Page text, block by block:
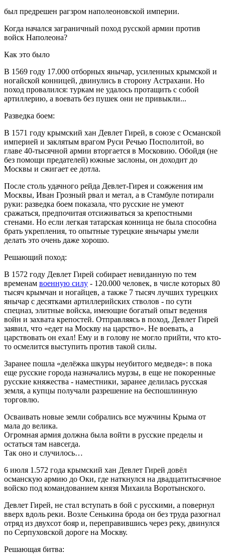
был предрешен рагзром наполеоновской империи.
Когда начался заграничный поход русской армии против
войск Наполеона?
Как это было
В 1569 году 17.000 отборных янычар, усиленных крымской и
ногайской конницей, двинулись в сторону Астрахани. Но
поход провалился: туркам не удалось протащить с собой
артиллерию, а воевать без пушек они не привыкли...
Разведка боем:
В 1571 году крымский хан Девлет Гирей, в союзе с Османской
империей и заклятым врагом Руси Речью Посполитой, во
главе 40-тысячной армии вторгается в Московию. Обойдя (не
без помощи предателей) южные заслоны, он доходит до
Москвы и сжигает ее дотла.
После столь удачного рейда Девлет-Гирея и сожжения им
Москвы, Иван Грозный рвал и метал, а в Стамбуле потирали
руки: разведка боем показала, что русские не умеют
сражаться, предпочитая отсиживаться за крепостными
стенами. Но если легкая татарская конница не была способна
брать укрепления, то опытные турецкие янычары умели
делать это очень даже хорошо.
Решающий поход:
В 1572 году Девлет Гирей собирает невиданную по тем
временам военную силу - 120.000 человек, в числе которых 80
тысяч крымчан и ногайцев, а также 7 тысяч лучших турецких
янычар с десятками артиллерийских стволов - по сути
спецназ, элитные войска, имеющие богатый опыт ведения
войн и захвата крепостей. Отправляясь в поход, Девлет Гирей
заявил, что «едет на Москву на царство». Не воевать, а
царствовать он ехал! Ему и в голову не могло прийти, что кто-
то осмелится выступить против такой силы.
Заранее пошла «делёжка шкуры неубитого медведя»: в пока
еще русские города назначались мурзы, в еще не покоренные
русские княжества - наместники, заранее делилась русская
земля, а купцы получали разрешение на беспошлинную
торговлю.
Осваивать новые земли собрались все мужчины Крыма от
мала до велика.
Огромная армия должна была войти в русские пределы и
остаться там навсегда.
Так оно и случилось…
6 июля 1.572 года крымский хан Девлет Гирей довёл
османскую армию до Оки, где наткнулся на двадцатитысячное
войско под командованием князя Михаила Воротынского.
Девлет Гирей, не стал вступать в бой с русскими, а повернул
вверх вдоль реки. Возле Сенькина брода он без труда разогнал
отряд из двухсот бояр и, переправившись через реку, двинулся
по Серпуховской дороге на Москву.
Решающая битва: